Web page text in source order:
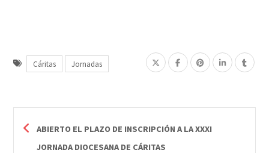
Cáritas Jornadas
ABIERTO EL PLAZO DE INSCRIPCIÓN A LA XXXI
JORNADA DIOCESANA DE CÁRITAS